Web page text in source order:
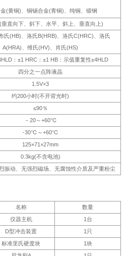
(黄铜)、铜锡合金(青铜)、纯铜、锻钢
垂直向下、斜下、水平、斜上、垂直向上)
氏(HB)、洛氏B(HRB)、洛氏C(HRC)、洛氏
A(HRA)、维氏(HV)、肖氏(HS)
：±1 HRC：±1 HB：示值重复性±4HLD
四分之一点阵液晶
1.5V×3
约200小时(不开背光时)
≤90％
－20～+60℃
-30℃～+60℃
125×71×27mm
0.3kg(不含电池)
振动、无强烈磁场、无腐蚀性介质及严重粉尘
名称
数量
仪器主机
1台
D型冲击装置
1只
标准里氏硬度块
1块